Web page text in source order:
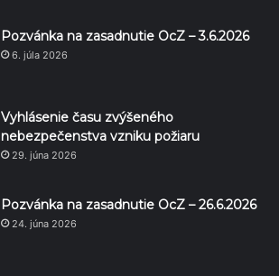
Pozvánka na zasadnutie OcZ – 3.6.2026
6. júla 2026
Vyhlásenie času zvýšeného
nebezpečenstva vzniku požiaru
29. júna 2026
Pozvánka na zasadnutie OcZ – 26.6.2026
24. júna 2026